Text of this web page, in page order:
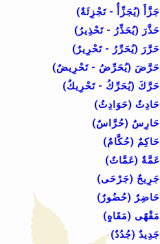
جَزَّأَ (يُجَزِّأُ - تَجْزِئَةٌ)
حَذَّرَ (يُحَذِّرُ - تَحْذِيرُ)
حَرَّرَ (يُحَرِّرُ - تَحْرِيرٌ)
حَرَّضَ (يُحَرِّضُ - تَحْرِيضٌ)
حَرَّكَ (يُحَرِّكُ - تَحْرِيكٌ)
حَادِثٌ (حَوَادِثُ)
حَارِسٌ (حُرَّاسٌ)
حَاكِمٌ (حُكَّامٌ)
عَمَّةٌ (عَمَّاتٌ)
جَرِيحٌ (جَرْحَى)
حَاضِرٌ (حُضُورٌ)
مَقْهًى (مَقَاهٍ)
جَدِيدٌ (جُدُدٌ)